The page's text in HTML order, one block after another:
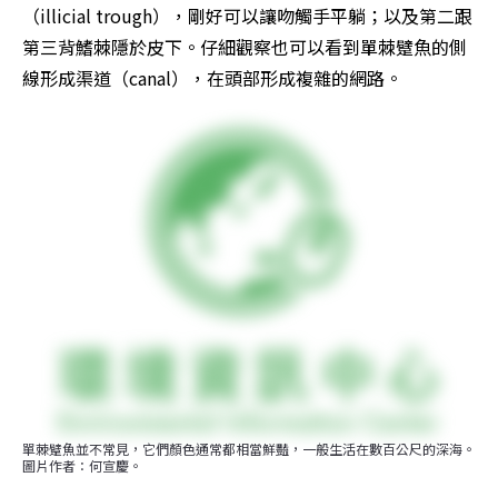
（illicial trough），剛好可以讓吻觸手平躺；以及第二跟
第三背鰭棘隱於皮下。仔細觀察也可以看到單棘躄魚的側
線形成渠道（canal），在頭部形成複雜的網路。
單棘躄魚並不常見，它們顏色通常都相當鮮豔，一般生活在數百公尺的深海。
圖片作者：何宣慶。